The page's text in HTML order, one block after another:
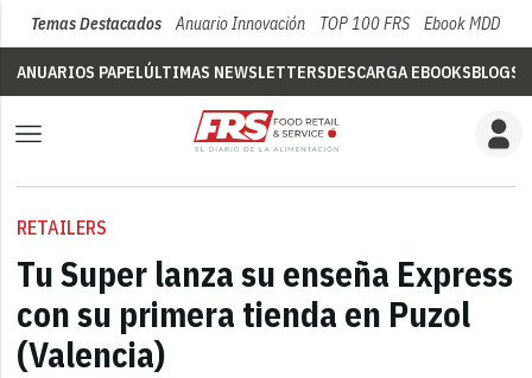
Temas Destacados Anuario Innovación TOP 100 FRS Ebook MDD
ANUARIOS PAPELÚLTIMAS NEWSLETTERSDESCARGA EBOOKSBLOGS
RETAILERS
Tu Super lanza su enseña Express
con su primera tienda en Puzol
(Valencia)